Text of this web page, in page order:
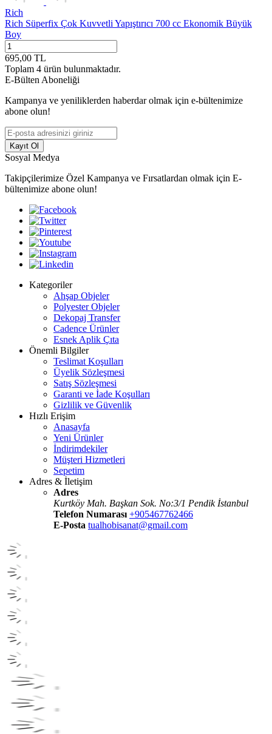
Rich
Rich Süperfix Çok Kuvvetli Yapıştırıcı 700 cc Ekonomik Büyük
Boy
695,00 TL
Toplam 4 ürün bulunmaktadır.
E-Bülten Aboneliği
Kampanya ve yeniliklerden haberdar olmak için e-bültenimize
abone olun!
Kayıt Ol
Sosyal Medya
Takipçilerimize Özel Kampanya ve Fırsatlardan olmak için E-
bültenimize abone olun!
Kategoriler
Ahşap Objeler
Polyester Objeler
Dekopaj Transfer
Cadence Ürünler
Esnek Aplik Çıta
Önemli Bilgiler
Teslimat Koşulları
Üyelik Sözleşmesi
Satış Sözleşmesi
Garanti ve İade Koşulları
Gizlilik ve Güvenlik
Hızlı Erişim
Anasayfa
Yeni Ürünler
İndirimdekiler
Müşteri Hizmetleri
Sepetim
Adres & İletişim
Adres
Kurtköy Mah. Başkan Sok. No:3/1 Pendik İstanbul
Telefon Numarası +905467762466
E-Posta tualhobisanat@gmail.com